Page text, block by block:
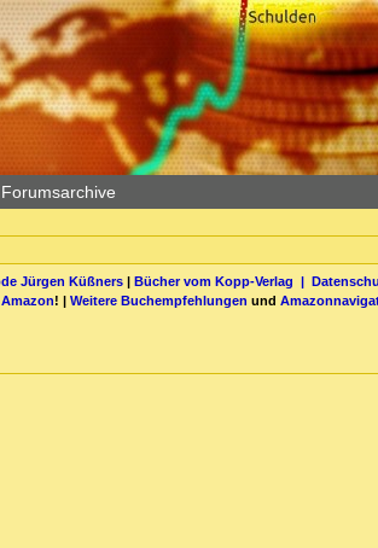
Forumsarchive
Jürgen Küßners| Bücher vom Kopp-Verlag |
! | Weitere Buchempfehlungen und